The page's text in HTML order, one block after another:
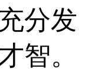
分发
智。